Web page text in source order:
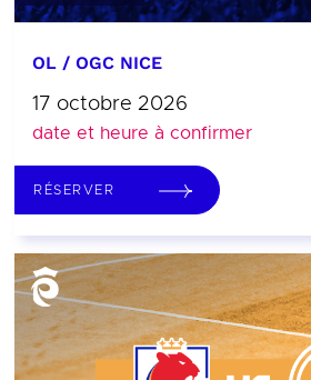
OL / OGC NICE
17 octobre 2026
date et heure à confirmer
RÉSERVER